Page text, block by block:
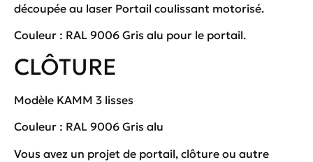
découpée au laser Portail coulissant motorisé.
Couleur : RAL 9006 Gris alu pour le portail.
CLÔTURE
Modèle KAMM 3 lisses
Couleur : RAL 9006 Gris alu
Vous avez un projet de portail, clôture ou autre